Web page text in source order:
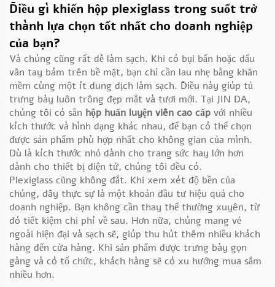
Điều gì khiến hộp plexiglass trong suốt trở
thành lựa chọn tốt nhất cho doanh nghiệp
của bạn?
Và chúng cũng rất dễ làm sạch. Khi có bụi bẩn hoặc dấu
vân tay bám trên bề mặt, bạn chỉ cần lau nhẹ bằng khăn
mềm cùng một ít dung dịch làm sạch. Điều này giúp tủ
trưng bày luôn trông đẹp mắt và tươi mới. Tại JIN DA,
chúng tôi có sẵn hộp huấn luyện viên cao cấp với nhiều
kích thước và hình dạng khác nhau, để bạn có thể chọn
được sản phẩm phù hợp nhất cho không gian của mình.
Dù là kích thước nhỏ dành cho trang sức hay lớn hơn
dành cho thiết bị điện tử, chúng tôi đều có.
Plexiglass cũng không đắt. Khi xem xét độ bền của
chúng, đây thực sự là một khoản đầu tư hiệu quả cho
doanh nghiệp. Bạn không cần thay thế thường xuyên, từ
đó tiết kiệm chi phí về sau. Hơn nữa, chúng mang vẻ
ngoài hiện đại và sạch sẽ, giúp thu hút thêm nhiều khách
hàng đến cửa hàng. Khi sản phẩm được trưng bày gọn
gàng và có tổ chức, khách hàng sẽ có xu hướng mua sắm
nhiều hơn.